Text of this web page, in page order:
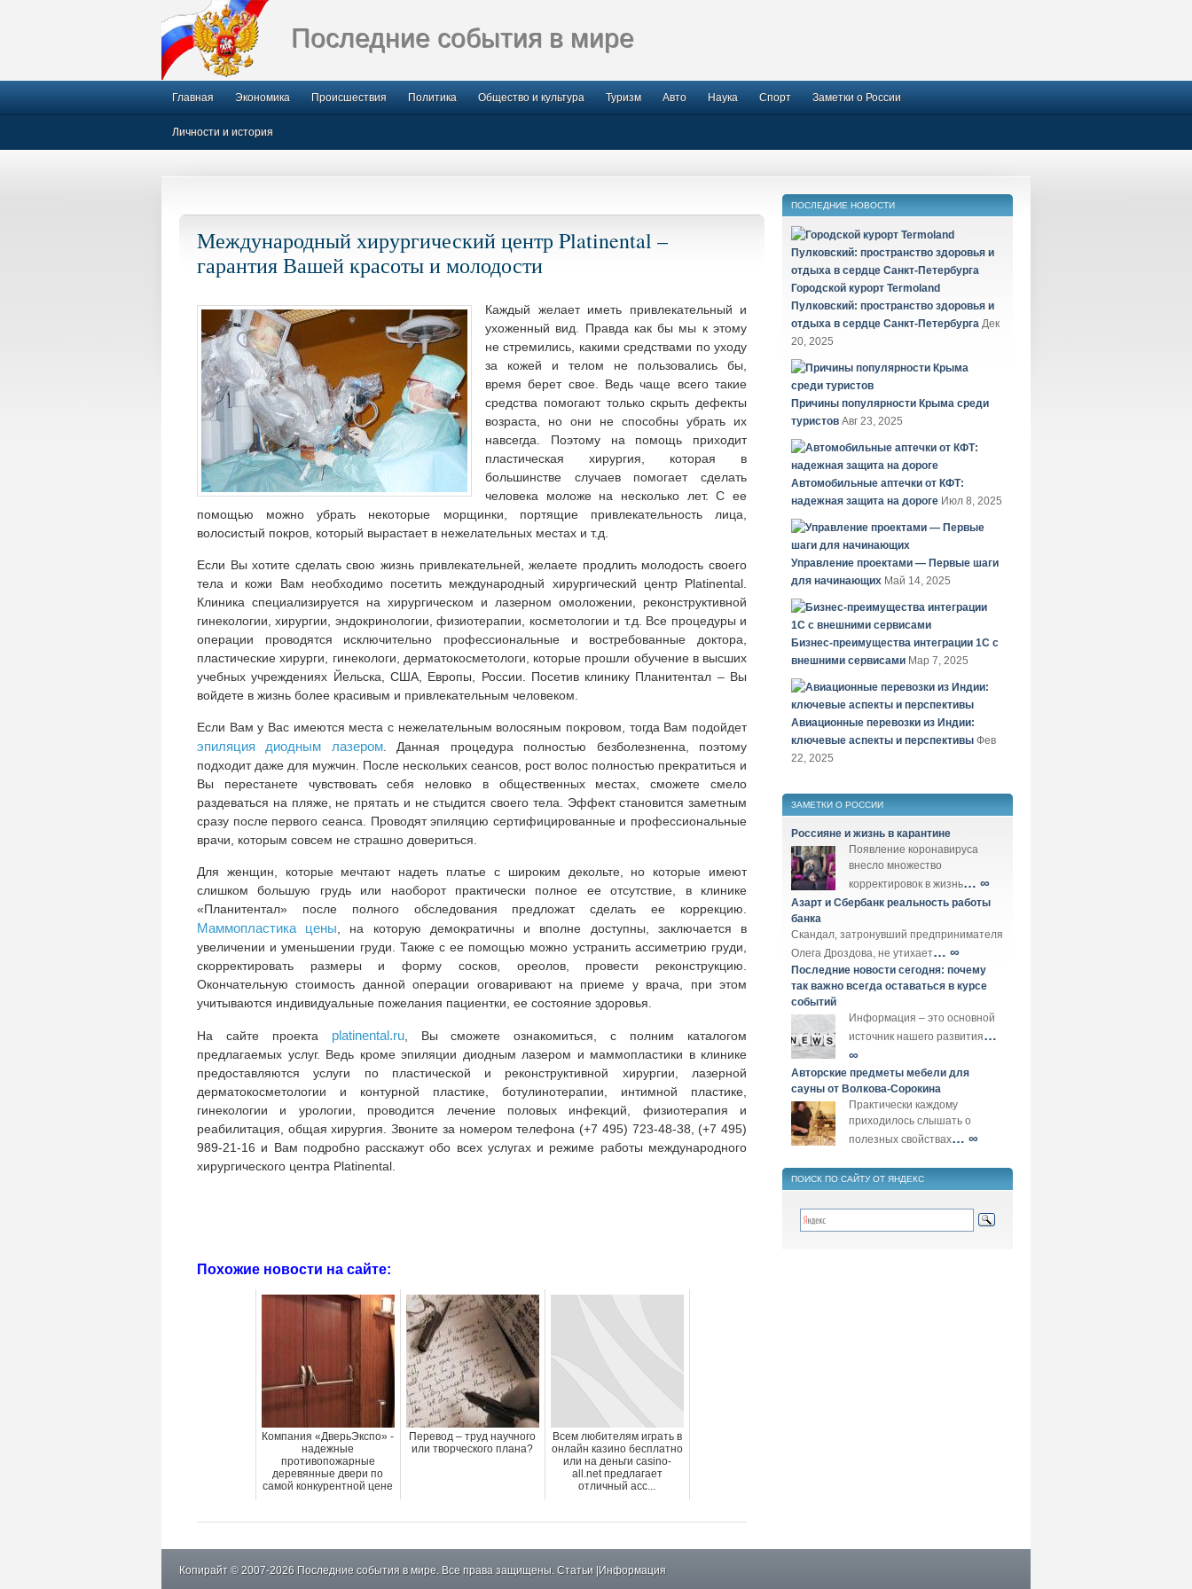
Последние события в мире
Главная Экономика Происшествия Политика Общество и культура Туризм Авто Наука Спорт Заметки о России
Личности и история
Международный хирургический центр Platinental –
гарантия Вашей красоты и молодости
Каждый желает иметь привлекательный и
ухоженный вид. Правда как бы мы к этому
не стремились, какими средствами по уходу
за кожей и телом не пользовались бы,
время берет свое. Ведь чаще всего такие
средства помогают только скрыть дефекты
возраста, но они не способны убрать их
навсегда. Поэтому на помощь приходит
пластическая хирургия, которая в
большинстве случаев помогает сделать
человека моложе на несколько лет. С ее
помощью можно убрать некоторые морщинки, портящие привлекательность лица,
волосистый покров, который вырастает в нежелательных местах и т.д.
Если Вы хотите сделать свою жизнь привлекательней, желаете продлить молодость своего
тела и кожи Вам необходимо посетить международный хирургический центр Platinental.
Клиника специализируется на хирургическом и лазерном омоложении, реконструктивной
гинекологии, хирургии, эндокринологии, физиотерапии, косметологии и т.д. Все процедуры и
операции проводятся исключительно профессиональные и востребованные доктора,
пластические хирурги, гинекологи, дерматокосметологи, которые прошли обучение в высших
учебных учреждениях Йельска, США, Европы, России. Посетив клинику Планитентал – Вы
войдете в жизнь более красивым и привлекательным человеком.
Если Вам у Вас имеются места с нежелательным волосяным покровом, тогда Вам подойдет
эпиляция диодным лазером. Данная процедура полностью безболезненна, поэтому
подходит даже для мужчин. После нескольких сеансов, рост волос полностью прекратиться и
Вы перестанете чувствовать себя неловко в общественных местах, сможете смело
раздеваться на пляже, не прятать и не стыдится своего тела. Эффект становится заметным
сразу после первого сеанса. Проводят эпиляцию сертифицированные и профессиональные
врачи, которым совсем не страшно довериться.
Для женщин, которые мечтают надеть платье с широким декольте, но которые имеют
слишком большую грудь или наоборот практически полное ее отсутствие, в клинике
«Планитентал» после полного обследования предложат сделать ее коррекцию.
Маммопластика цены , на которую демократичны и вполне доступны, заключается в
увеличении и уменьшении груди. Также с ее помощью можно устранить ассиметрию груди,
скорректировать размеры и форму сосков, ореолов, провести реконструкцию.
Окончательную стоимость данной операции оговаривают на приеме у врача, при этом
учитываются индивидуальные пожелания пациентки, ее состояние здоровья.
На сайте проекта platinental.ru, Вы сможете ознакомиться, с полним каталогом
предлагаемых услуг. Ведь кроме эпиляции диодным лазером и маммопластики в клинике
предоставляются услуги по пластической и реконструктивной хирургии, лазерной
дерматокосметологии и контурной пластике, ботулинотерапии, интимной пластике,
гинекологии и урологии, проводится лечение половых инфекций, физиотерапия и
реабилитация, общая хирургия. Звоните за номером телефона (+7 495) 723-48-38, (+7 495)
989-21-16 и Вам подробно расскажут обо всех услугах и режиме работы международного
хирургического центра Platinental.
Похожие новости на сайте:
Компания «ДверьЭкспо» -
надежные
противопожарные
деревянные двери по
самой конкурентной цене
Перевод – труд научного
или творческого плана?
Всем любителям играть в
онлайн казино бесплатно
или на деньги casino-
all.net предлагает
отличный асс...
ПОСЛЕДНИЕ НОВОСТИ
Городской курорт Termoland
Пулковский: пространство здоровья и
отдыха в сердце Санкт-Петербурга Дек
20, 2025
Причины популярности Крыма среди
туристов Авг 23, 2025
Автомобильные аптечки от КФТ:
надежная защита на дороге Июл 8, 2025
Управление проектами — Первые шаги
для начинающих Май 14, 2025
Бизнес-преимущества интеграции 1С с
внешними сервисами Мар 7, 2025
Авиационные перевозки из Индии:
ключевые аспекты и перспективы Фев
22, 2025
ЗАМЕТКИ О РОССИИ
Россияне и жизнь в карантине
Появление коронавируса
внесло множество
корректировок в жизнь… ∞
Азарт и Сбербанк реальность работы
банка
Скандал, затронувший предпринимателя
Олега Дроздова, не утихает… ∞
Последние новости сегодня: почему
так важно всегда оставаться в курсе
событий
Информация – это основной
источник нашего развития…
∞
Авторские предметы мебели для
сауны от Волкова-Сорокина
Практически каждому
приходилось слышать о
полезных свойствах… ∞
ПОИСК ПО САЙТУ ОТ ЯНДЕКС
Копирайт © 2007-2026 Последние события в мире. Все права защищены. Статьи |Информация